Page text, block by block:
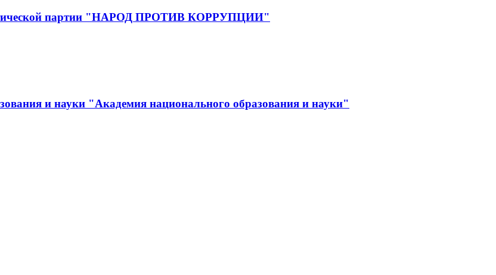
партии "НАРОД ПРОТИВ КОРРУПЦИИ"
и науки "Академия национального образования и науки"